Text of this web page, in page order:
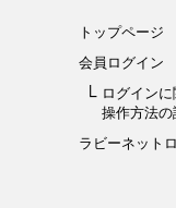
トップページ
会員ログイン
ログイン
操作方法の
ラビーネット